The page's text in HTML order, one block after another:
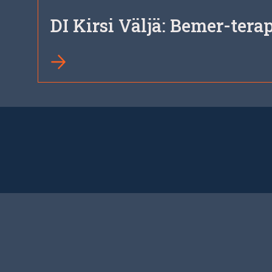
DI Kirsi Väljä: Bemer-